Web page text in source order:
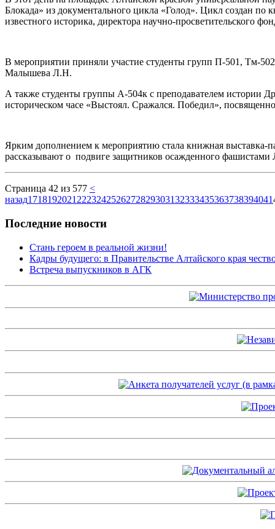
Блокада» из документального цикла «Голод». Цикл создан по
известного историка, директора научно-просветительского
В мероприятии приняли участие студенты групп П-501, Тм-
Малышева Л.Н.
А также студенты группы А-504к с преподавателем истории
историческом часе «Выстоял. Сражался. Победил»,
Ярким дополнением к мероприятию стала книжная
рассказывают о подвиге защитников осажденного фашистами
Страница 42 из 577 <
назад1718192021 2223242526272829303132333435363738394041
Последние новости
Стань героем в реальной жизни!
Кадры будущего: в Правительстве Алтайского края
Встреча выпускников в АГК